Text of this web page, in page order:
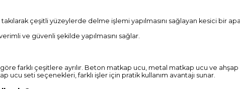
çeşitli yüzeylerde delme işlemi yapılmasını sağlayan kesici bir
ve güvenli şekilde yapılmasını sağlar.
farklı çeşitlere ayrılır. Beton matkap ucu, metal matkap ucu ve
ucu seti seçenekleri, farklı işler için pratik kullanım avantajı sunar.